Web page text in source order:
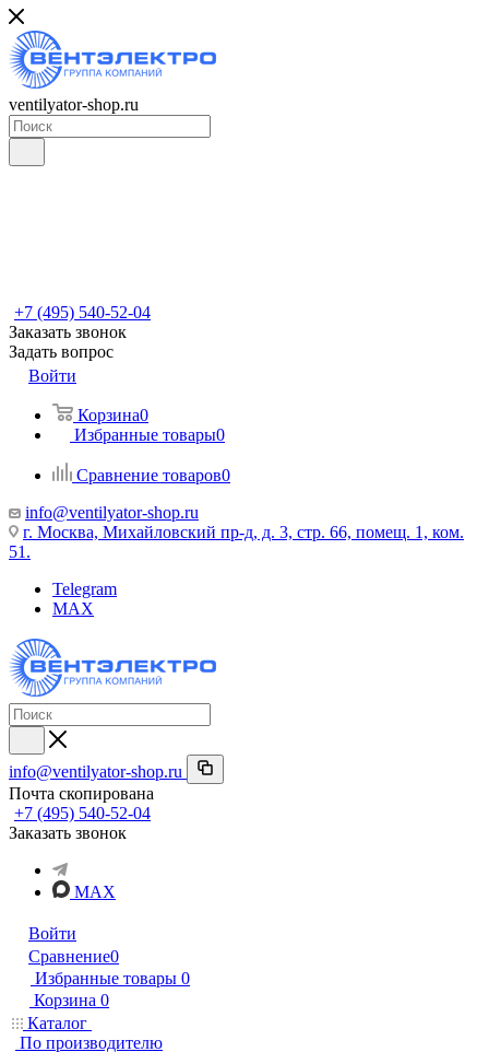
ventilyator-shop.ru
+7 (495) 540-52-04
Заказать звонок
Задать вопрос
Войти
Корзина0
Избранные товары0
Сравнение товаров0
info@ventilyator-shop.ru
г. Москва, Михайловский пр-д, д. 3, cтр. 66, помещ. 1, ком.
51.
Telegram
MAX
info@ventilyator-shop.ru
Почта скопирована
+7 (495) 540-52-04
Заказать звонок
MAX
Войти
Сравнение0
Избранные товары 0
Корзина 0
Каталог
По производителю